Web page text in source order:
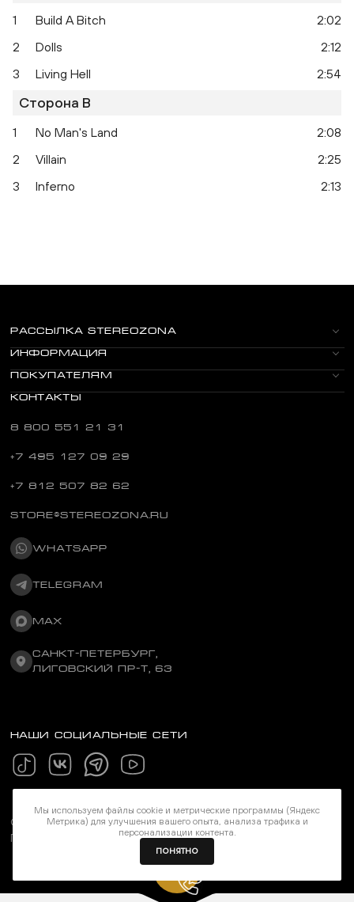
1 Build A Bitch
2:02
2
Dolls
2:12
3
Living Hell 2:54
Сторона B
1 No Man's Land
2:08
2
Villain
2:25
3
Inferno 2:13
РАССЫЛКА STEREOZONA
ИНФОРМАЦИЯ
ПОКУПАТЕЛЯМ
КОНТАКТЫ
8 800 551 21 31
+7 495 127 09 29
+7 812 507 82 62
STORE@STEREOZONA.RU
WHATSAPP
TELEGRAM
MAX
САНКТ-ПЕТЕРБУРГ,
ЛИГОВСКИЙ ПР-Т, 63
НАШИ СОЦИАЛЬНЫЕ СЕТИ
©Stereozona 2026. Все права защищены
Политика конфиденциальности
Мы используем файлы cookie и метрические программы (Яндекс
Метрика) для улучшения вашего опыта, анализа трафика и
персонализации контента.
ПОНЯТНО